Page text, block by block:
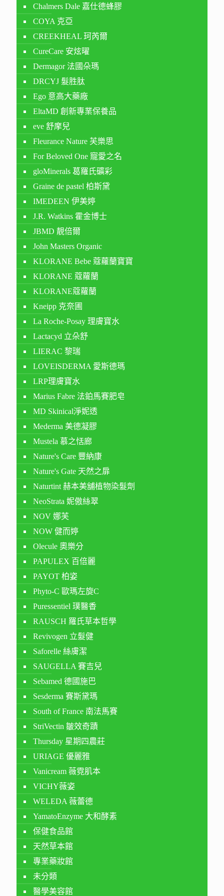
Chalmers Dale 嘉仕德蜂膠
COYA 克亞
CREEKHEAL 珂芮爾
CureCare 安炫曜
Dermagor 法國朵瑪
DRCYJ 髮胜肽
Ego 意高大藥廠
EltaMD 創新專業保養品
eve 舒摩兒
Fleurance Nature 芙樂思
For Beloved One 寵愛之名
gloMinerals 葛羅氏礦彩
Graine de pastel 柏斯黛
IMEDEEN 伊美婷
J.R. Watkins 霍金博士
JBMD 靚倍爾
John Masters Organic
KLORANE Bebe 蔻蘿蘭寶寶
KLORANE 蔻蘿蘭
KLORANE蔻蘿蘭
Kneipp 克奈圃
La Roche-Posay 理膚寶水
Lactacyd 立朵舒
LIERAC 黎瑞
LOVEISDERMA 愛斯德瑪
LRP理膚寶水
Marius Fabre 法鉑馬賽肥皂
MD Skinical淨妮透
Mederma 美德凝膠
Mustela 慕之恬廊
Nature's Care 豐納康
Nature's Gate 天然之扉
Naturtint 赫本美舖植物染髮劑
NeoStrata 妮傲絲翠
NOV 娜芙
NOW 健而婷
Olecule 奧樂分
PAPULEX 百倍麗
PAYOT 柏姿
Phyto-C 歐瑪左旋C
Puressentiel 璞醫香
RAUSCH 羅氏草本哲學
Revivogen 立髮健
Saforelle 絲膚潔
SAUGELLA 賽吉兒
Sebamed 德國施巴
Sesderma 賽斯黛瑪
South of France 南法馬賽
StriVectin 皺效奇蹟
Thursday 星期四農莊
URIAGE 優麗雅
Vanicream 薇霓肌本
VICHY薇姿
WELEDA 薇蕾德
YamatoEnzyme 大和酵素
保健食品館
天然草本館
專業藥妝館
未分類
醫學美容館